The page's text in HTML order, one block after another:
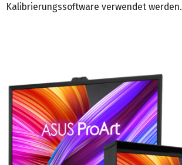
Kalibrierungssoftware verwendet werden.